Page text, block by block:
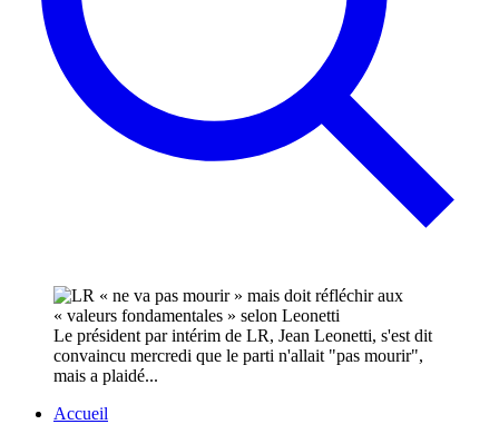
Le président par intérim de LR, Jean Leonetti, s'est dit
convaincu mercredi que le parti n'allait "pas mourir",
mais a plaidé...
Accueil